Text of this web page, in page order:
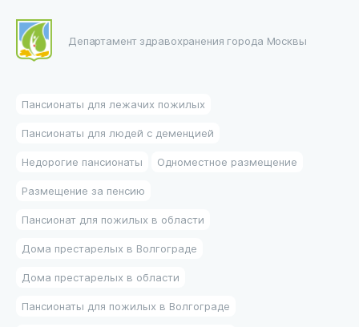
Департамент здравохранения города Москвы
Пансионаты для лежачих пожилых
Пансионаты для людей с деменцией
Недорогие пансионаты Одноместное размещение
Размещение за пенсию
Пансионат для пожилых в области
Дома престарелых в Волгограде
Дома престарелых в области
Пансионаты для пожилых в Волгограде